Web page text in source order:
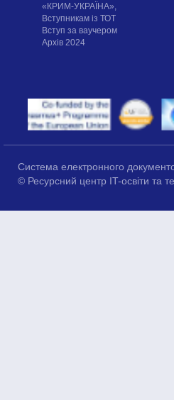
«КРИМ-УКРАЇНА»,
Вступникам із ТОТ
Вступ за ваучером
Архів 2024
Система електронного
© Ресурсний центр IT-освіти та